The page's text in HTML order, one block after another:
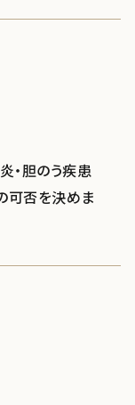
・胆のう疾患
可否を決めま